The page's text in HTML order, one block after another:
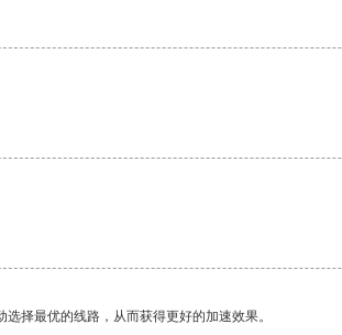
择最优的线路，从而获得更好的加速效果。